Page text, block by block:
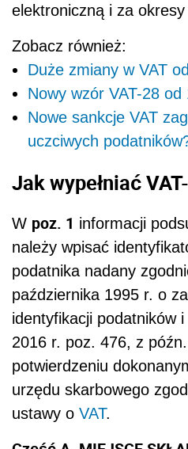
elektroniczną i za
Zobacz również:
Duże zmiany w VAT
Nowy wzór VAT-28
Nowe sankcje VAT
uczciwych
Jak wypełniać
W poz. 1 informacji
należy wpisać
podatnika nadany
października 1995 r. o
identyfikacji podatników
2016 r. poz. 476, z
potwierdzeniu
urzędu skarbowego
ustawy o VAT.